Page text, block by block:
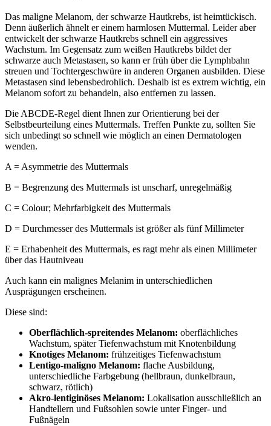
Das maligne Melanom, der schwarze Hautkrebs, ist heimtückisch.
Denn äußerlich ähnelt er einem harmlosen Muttermal. Leider aber
entwickelt der schwarze Hautkrebs schnell ein aggressives
Wachstum. Im Gegensatz zum weißen Hautkrebs bildet der
schwarze auch Metastasen, so kann er früh über die Lymphbahn
streuen und Tochtergeschwüre in anderen Organen ausbilden. Diese
Metastasen sind lebensbedrohlich. Deshalb ist es extrem wichtig, ein
Melanom sofort zu behandeln, also entfernen zu lassen.
Die ABCDE-Regel dient Ihnen zur Orientierung bei der
Selbstbeurteilung eines Muttermals. Treffen Punkte zu, sollten Sie
sich unbedingt so schnell wie möglich an einen Dermatologen
wenden.
A = Asymmetrie des Muttermals
B = Begrenzung des Muttermals ist unscharf, unregelmäßig
C = Colour; Mehrfarbigkeit des Muttermals
D = Durchmesser des Muttermals ist größer als fünf Millimeter
E = Erhabenheit des Muttermals, es ragt mehr als einen Millimeter
über das Hautniveau
Auch kann ein malignes Melanim in unterschiedlichen
Ausprägungen erscheinen.
Diese sind:
Oberflächlich-spreitendes Melanom: oberflächliches
Wachstum, später Tiefenwachstum mit Knotenbildung
Knotiges Melanom: frühzeitiges Tiefenwachstum
Lentigo-maligno Melanom: flache Ausbildung,
unterschiedliche Farbgebung (hellbraun, dunkelbraun,
schwarz, rötlich)
Akro-lentiginöses Melanom: Lokalisation ausschließlich an
Handtellern und Fußsohlen sowie unter Finger- und
Fußnägeln